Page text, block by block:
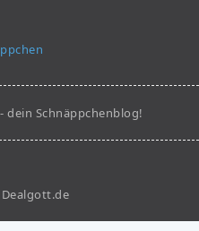
dein Schnäppchenblog!